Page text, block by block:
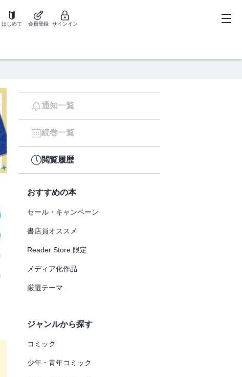
はじめて 会員登録 サインイン
通知一覧
続巻一覧
閲覧履歴
おすすめの本
セール・キャンペーン
書店員オススメ
Reader Store 限定
メディア化作品
厳選テーマ
ジャンルから探す
コミック
少年・青年コミック